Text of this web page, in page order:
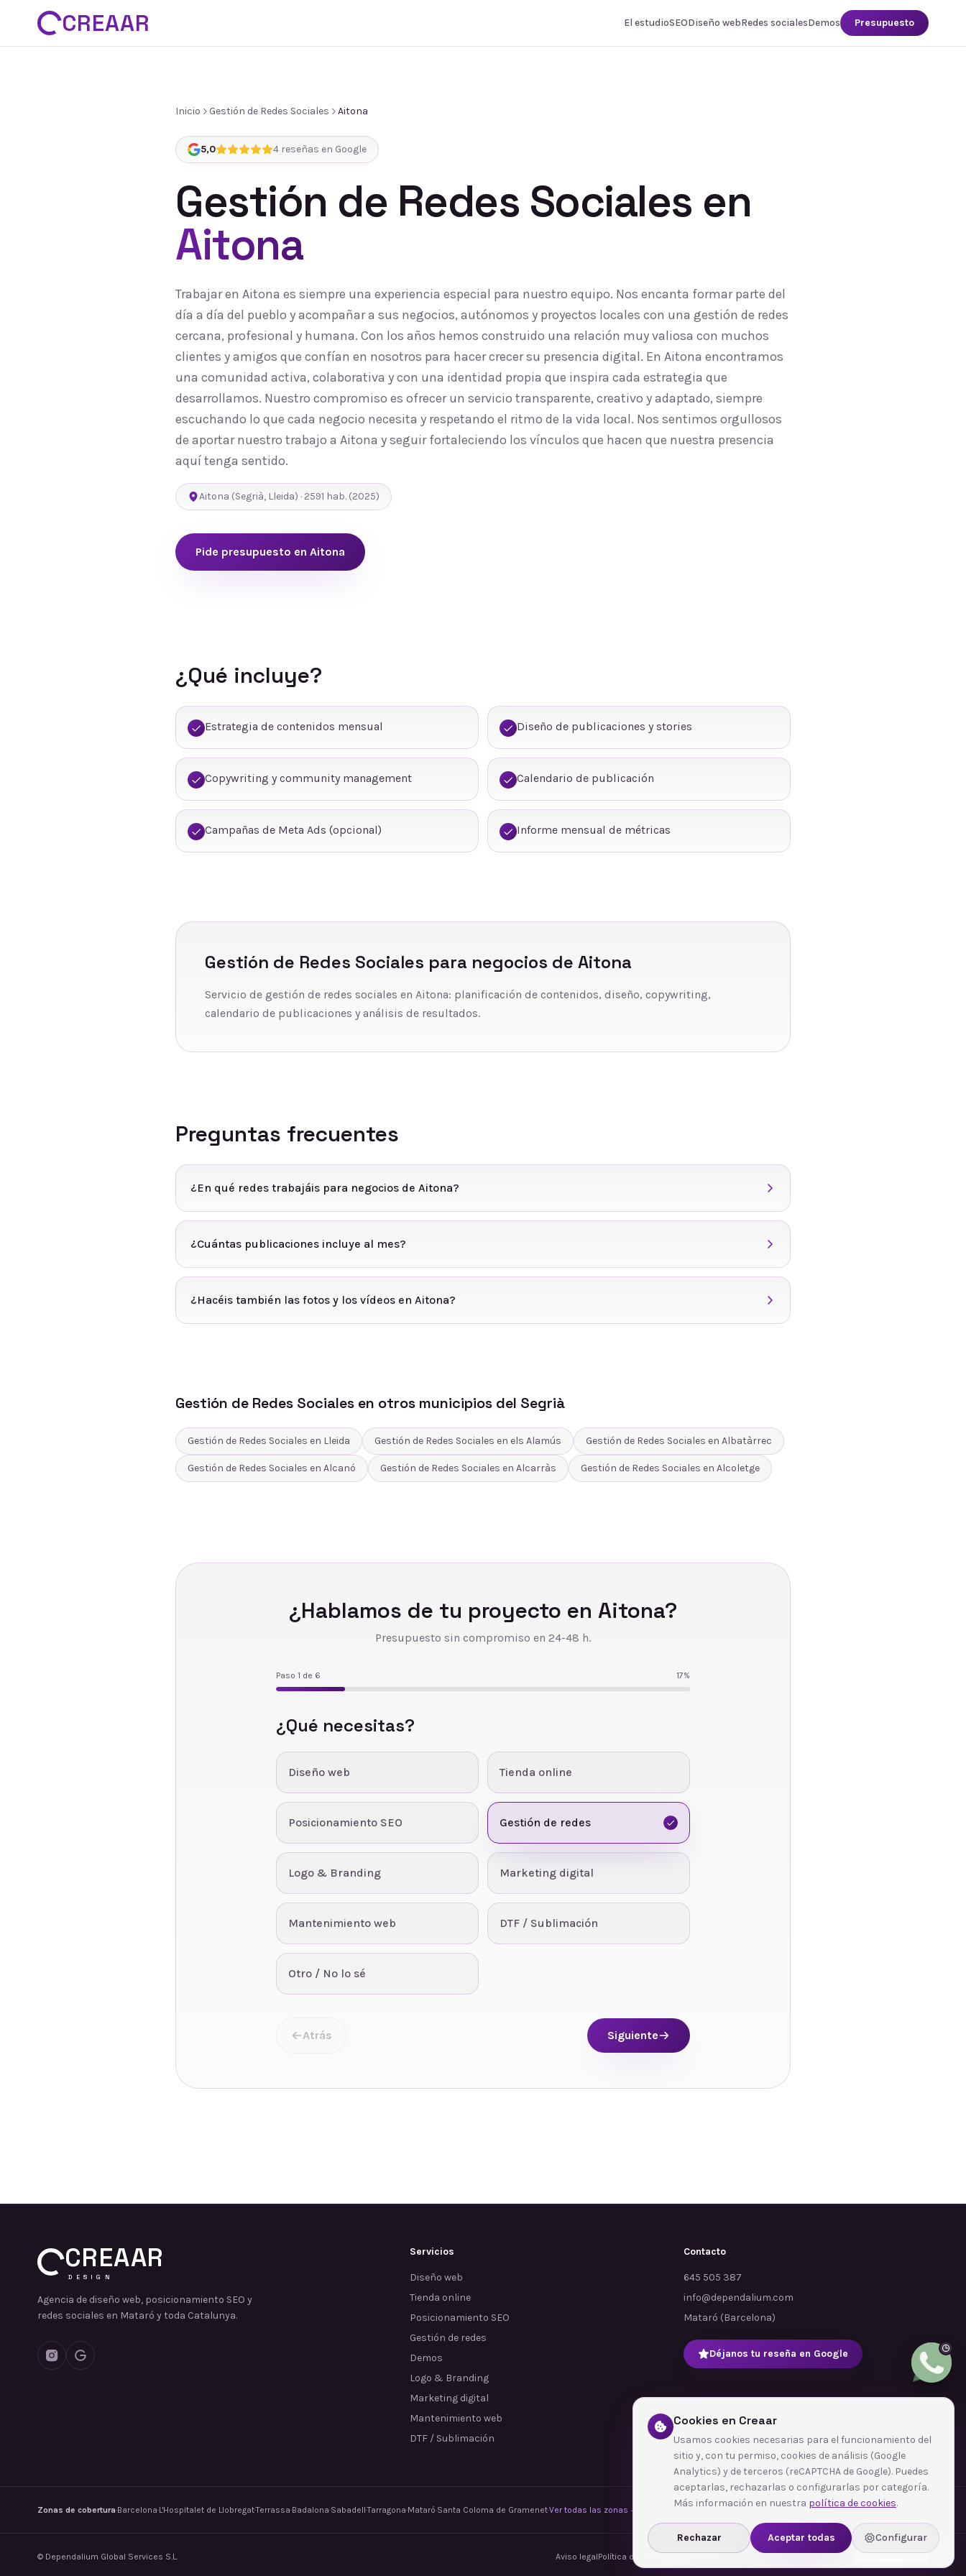
CREAAR El estudioSEODiseño webRedes socialesDemos Presupuesto
Inicio Gestión de Redes Sociales Aitona
5,0 4 reseñas en Google
Gestión de Redes Sociales en
Aitona
Trabajar en Aitona es siempre una experiencia especial para nuestro equipo. Nos encanta formar parte del
día a día del pueblo y acompañar a sus negocios, autónomos y proyectos locales con una gestión de redes
cercana, profesional y humana. Con los años hemos construido una relación muy valiosa con muchos
clientes y amigos que confían en nosotros para hacer crecer su presencia digital. En Aitona encontramos
una comunidad activa, colaborativa y con una identidad propia que inspira cada estrategia que
desarrollamos. Nuestro compromiso es ofrecer un servicio transparente, creativo y adaptado, siempre
escuchando lo que cada negocio necesita y respetando el ritmo de la vida local. Nos sentimos orgullosos
de aportar nuestro trabajo a Aitona y seguir fortaleciendo los vínculos que hacen que nuestra presencia
aquí tenga sentido.
Aitona (Segrià, Lleida) · 2591 hab. (2025)
Pide presupuesto en Aitona
¿Qué incluye?
Estrategia de contenidos mensual Diseño de publicaciones y stories
Copywriting y community management Calendario de publicación
Campañas de Meta Ads (opcional) Informe mensual de métricas
Gestión de Redes Sociales para negocios de Aitona
Servicio de gestión de redes sociales en Aitona: planificación de contenidos, diseño, copywriting,
calendario de publicaciones y análisis de resultados.
Preguntas frecuentes
¿En qué redes trabajáis para negocios de Aitona?
¿Cuántas publicaciones incluye al mes?
¿Hacéis también las fotos y los vídeos en Aitona?
Gestión de Redes Sociales en otros municipios del Segrià
Gestión de Redes Sociales en Lleida Gestión de Redes Sociales en els Alamús Gestión de Redes Sociales en Albatàrrec
Gestión de Redes Sociales en Alcanó Gestión de Redes Sociales en Alcarràs Gestión de Redes Sociales en Alcoletge
¿Hablamos de tu proyecto en Aitona?
Presupuesto sin compromiso en 24-48 h.
Paso 1 de 6 17%
¿Qué necesitas?
Diseño web Tienda online
Posicionamiento SEO Gestión de redes
Logo & Branding Marketing digital
Mantenimiento web DTF / Sublimación
Otro / No lo sé
Atrás Siguiente
CREAAR
DESIGN
Agencia de diseño web, posicionamiento SEO y
redes sociales en Mataró y toda Catalunya.
Servicios
Diseño web
Tienda online
Posicionamiento SEO
Gestión de redes
Demos
Logo & Branding
Marketing digital
Mantenimiento web
DTF / Sublimación
Contacto
645 505 387
info@dependalium.com
Mataró (Barcelona)
Déjanos tu reseña en Google
Zonas de cobertura·Barcelona·L'Hospitalet de Llobregat·Terrassa·Badalona·Sabadell·Tarragona·Mataró·Santa Coloma de Gramenet·Ver todas las zonas →
© Dependalium Global Services S.L. Aviso legalPolítica de privacidad
Cookies en Creaar
Usamos cookies necesarias para el funcionamiento del
sitio y, con tu permiso, cookies de análisis (Google
Analytics) y de terceros (reCAPTCHA de Google). Puedes
aceptarlas, rechazarlas o configurarlas por categoría.
Más información en nuestra política de cookies.
Rechazar Aceptar todas Configurar